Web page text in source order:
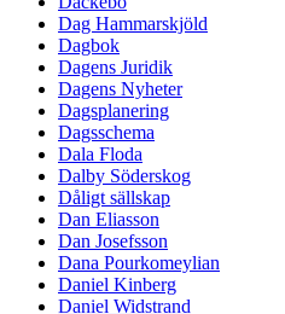
Dag Hammarskjöld
Dagbok
Dagens Juridik
Dagens Nyheter
Dagsplanering
Dagsschema
Dala Floda
Dalby Söderskog
Dåligt sällskap
Dan Eliasson
Dan Josefsson
Dana Pourkomeylian
Daniel Kinberg
Daniel Widstrand